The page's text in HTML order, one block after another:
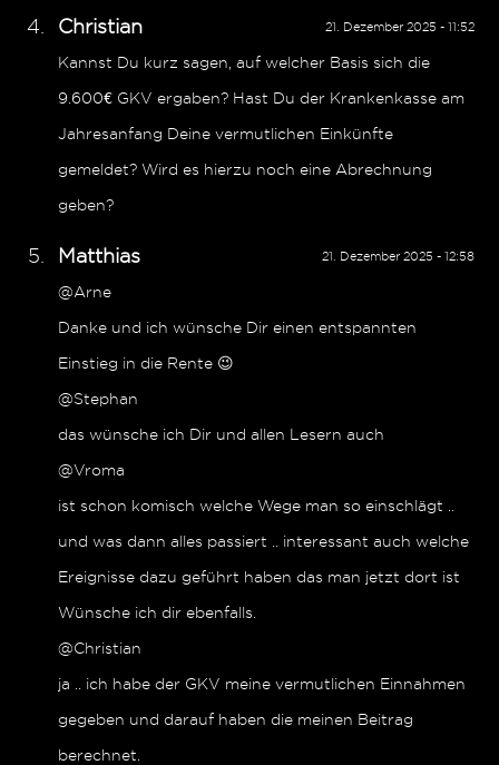
21. Dezember 2025 - 11:52
Christian
Kannst Du kurz sagen, auf welcher Basis sich die
9.600€ GKV ergaben? Hast Du der Krankenkasse am
Jahresanfang Deine vermutlichen Einkünfte
gemeldet? Wird es hierzu noch eine Abrechnung
geben?
21. Dezember 2025 - 12:58
Matthias
@Arne
Danke und ich wünsche Dir einen entspannten
Einstieg in die Rente 😉
@Stephan
das wünsche ich Dir und allen Lesern auch
@Vroma
ist schon komisch welche Wege man so einschlägt ..
und was dann alles passiert .. interessant auch welche
Ereignisse dazu geführt haben das man jetzt dort ist
Wünsche ich dir ebenfalls.
@Christian
ja .. ich habe der GKV meine vermutlichen Einnahmen
gegeben und darauf haben die meinen Beitrag
berechnet.